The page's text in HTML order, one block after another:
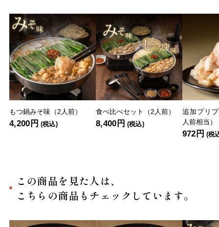
もつ鍋みそ味（2人前）
4,200円 (税込)
食べ比べセット（2人前）
8,400円 (税込)
追加プリ
人前相当）
972円 (税
この商品を見た人は、
こちらの商品もチェックしています。